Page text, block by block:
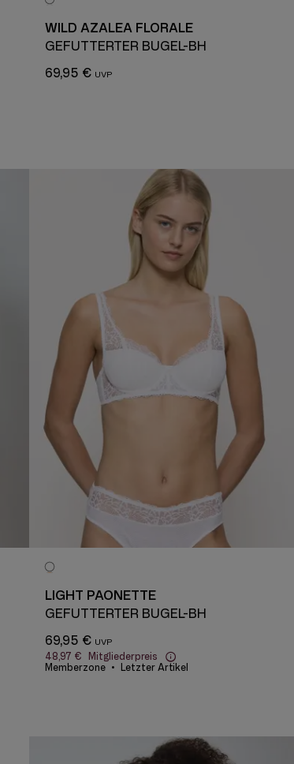
WILD AZALEA FLORALE
GEFÜTTERTER BÜGEL-BH
69,95 €
LIGHT PAONETTE
GEFÜTTERTER BÜGEL-BH
69,95 €
48,97 €
Mitgliederpreis
Memberzone
Letzter Artikel